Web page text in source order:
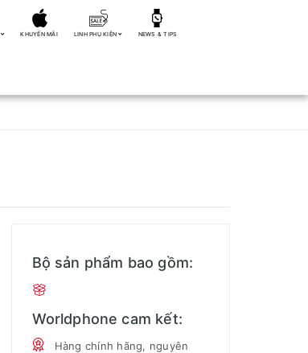
KHUYẾN MÃI LINH PHỤ KIỆN NEWS & TIPS
Bộ sản phẩm bao gồm:
Worldphone cam kết:
Hàng chính hãng, nguyên